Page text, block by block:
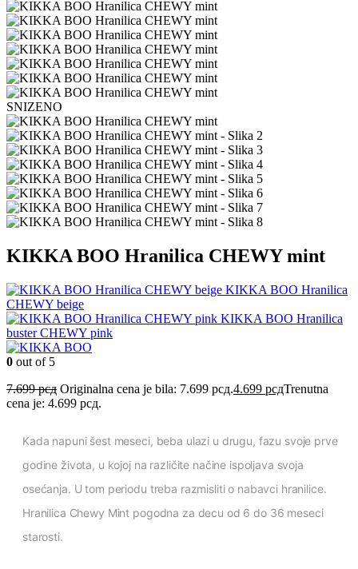
SNIZENO
KIKKA BOO Hranilica CHEWY mint
KIKKA BOO Hranilica
CHEWY beige
KIKKA BOO Hranilica
buster CHEWY pink
0 out of 5
7.699рсд Originalna cena je bila: 7.699 рсд.4.699 рсдTrenutna
cena je: 4.699 рсд.
Kada napuni šest meseci, beba ulazi u drugu, fazu svoje prve
godine života, u kojoj na različite načine ispoljava svoja
osećanja. U tom periodu treba razmisliti o nabavci hranilice.
Hranilica Chewy Mint pogodna za decu od 6 do 36 meseci
starosti.